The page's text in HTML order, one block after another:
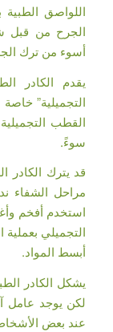
اللواصق
الجرح من قبل
أسوء من ترك
يقدم الكادر
التجميلية”
القطب
سوءً.
قد يترك الكادر
مراحل الشفاء
استخدم أفخم
التجميلي
أبسط المواد.
يشكل الكادر
لكن يوجد عامل
عند بعض